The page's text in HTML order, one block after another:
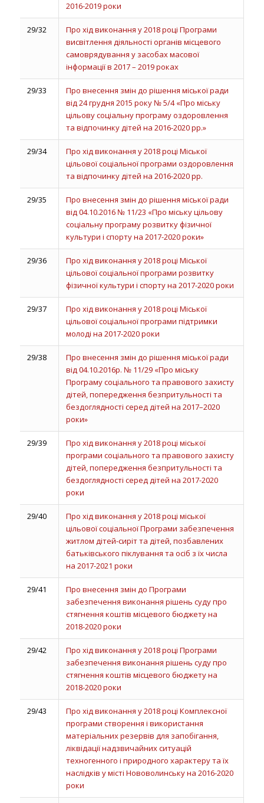
2016-2019 роки
29/32
Про хід виконання у 2018 році Програми
висвітлення діяльності органів місцевого
самоврядування у засобах масової
інформації в 2017 – 2019 роках
29/33
Про внесення змін до рішення міської ради
від 24 грудня 2015 року № 5/4 «Про міську
цільову соціальну програму оздоровлення
та відпочинку дітей на 2016-2020 рр.»
29/34
Про хід виконання у 2018 році Міської
цільової соціальної програми оздоровлення
та відпочинку дітей на 2016-2020 рр.
29/35
Про внесення змін до рішення міської ради
від 04.10.2016 № 11/23 «Про міську цільову
соціальну програму розвитку фізичної
культури і спорту на 2017-2020 роки»
29/36
Про хід виконання у 2018 році Міської
цільової соціальної програми розвитку
фізичної культури і спорту на 2017-2020 роки
29/37
Про хід виконання у 2018 році Міської
цільової соціальної програми підтримки
молоді на 2017-2020 роки
29/38
Про внесення змін до рішення міської ради
від 04.10.2016р. № 11/29 «Про міську
Програму соціального та правового захисту
дітей, попередження безпритульності та
бездоглядності серед дітей на 2017–2020
роки»
29/39
Про хід виконання у 2018 році міської
програми соціального та правового захисту
дітей, попередження безпритульності та
бездоглядності серед дітей на 2017-2020
роки
29/40
Про хід виконання у 2018 році міської
цільової соціальної Програми забезпечення
житлом дітей-сиріт та дітей, позбавлених
батьківського піклування та осіб з їх числа
на 2017-2021 роки
29/41
Про внесення змін до Програми
забезпечення виконання рішень суду про
стягнення коштів місцевого бюджету на
2018-2020 роки
29/42
Про хід виконання у 2018 році Програми
забезпечення виконання рішень суду про
стягнення коштів місцевого бюджету на
2018-2020 роки
29/43
Про хід виконання у 2018 році Комплексної
програми створення і використання
матеріальних резервів для запобігання,
ліквідації надзвичайних ситуацій
техногенного і природного характеру та їх
наслідків у місті Нововолинську на 2016-2020
роки